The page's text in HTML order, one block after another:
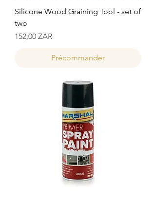
Silicone Wood Graining Tool - set of
two
Prix
152,00 ZAR
Précommander